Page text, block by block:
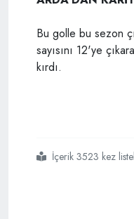
Bu golle bu sezon
sayısını 12'ye
kırdı.
#arda turan
#barcelona
#las palmas
İçerik 3523 kez